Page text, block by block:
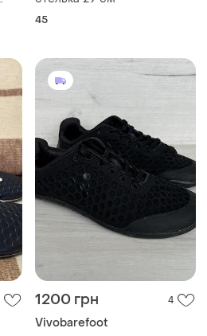
45
1200 грн 4
Vivobarefoot